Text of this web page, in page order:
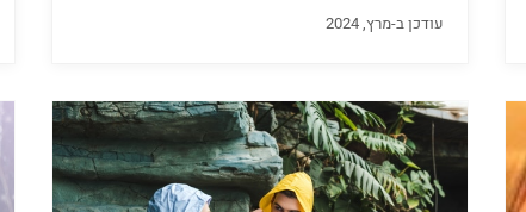
עודכן ב-מרץ, 2024